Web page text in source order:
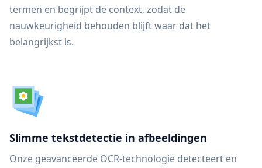
termen en begrijpt de context, zodat de
nauwkeurigheid behouden blijft waar dat het
belangrijkst is.
Slimme tekstdetectie in afbeeldingen
Onze geavanceerde OCR-technologie detecteert en